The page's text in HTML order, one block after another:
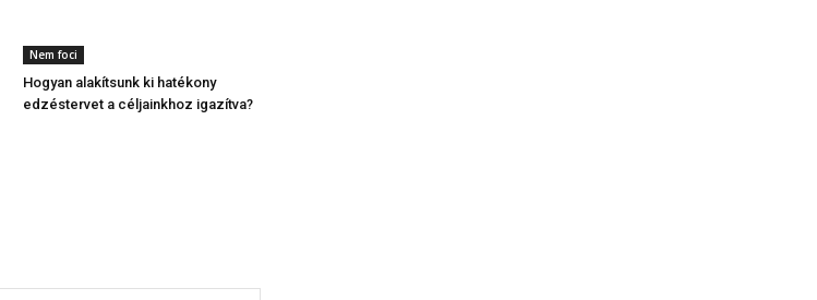
Nem foci
Hogyan alakítsunk ki hatékony
edzéstervet a céljainkhoz igazítva?